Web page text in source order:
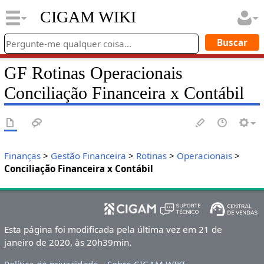
CIGAM WIKI
GF Rotinas Operacionais
Conciliação Financeira x Contábil
Finanças> Gestão Financeira > Rotinas> Operacionais>
Conciliação Financeira x Contábil
Esta página foi modificada pela última vez em 21 de
janeiro de 2020, às 20h39min.